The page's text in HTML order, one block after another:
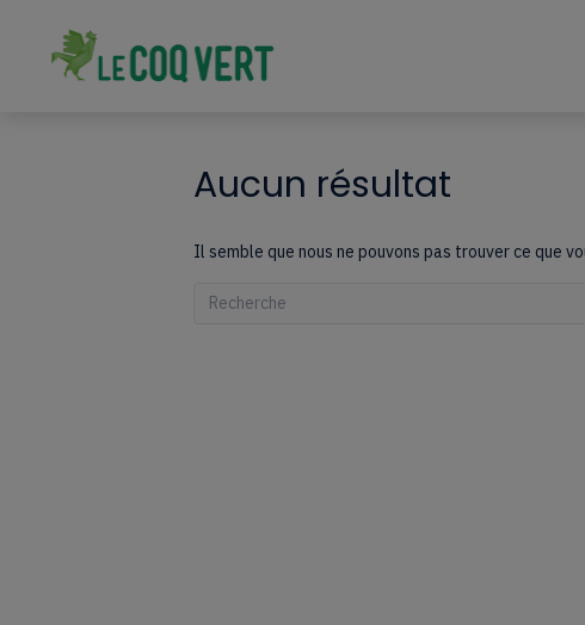
Aucun résultat
Il semble que nous ne pouvons pas trouver ce que